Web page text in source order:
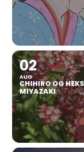
02
AUG
CHIHIRO OG
MIYAZAKI